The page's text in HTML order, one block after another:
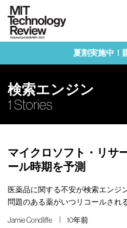
夏割実施中！
検索エンジン
1 Stories
マイクロソフト・リサ
ール時期を予測
医薬品に関する不安が検索エンジ
問題のある薬がいつリコールされ
Jamie Condliffe 10年前